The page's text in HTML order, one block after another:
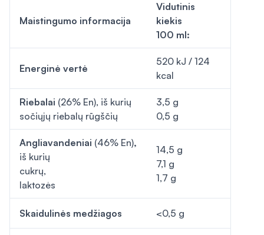
Maistingumo informacija
Vidutinis
kiekis
100 ml:
Energinė vertė
520 kJ / 124
kcal
Riebalai (26% En), iš kurių
sočiųjų riebalų rūgščių
3,5 g
0,5 g
Angliavandeniai (46% En),
iš kurių
cukrų,
laktozės
14,5 g
7,1 g
1,7 g
Skaidulinės medžiagos <0,5 g